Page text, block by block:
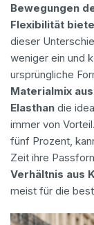
Bewegungen
Flexibilität
dieser
weniger ein und
ursprüngliche
Materialmix
Elasthan die
immer von
fünf Prozent,
Zeit ihre
Verhältnis aus
meist für die